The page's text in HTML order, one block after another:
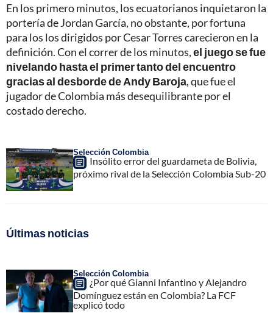
En los primero minutos, los ecuatorianos inquietaron la
portería de Jordan García, no obstante, por fortuna
para los los dirigidos por Cesar Torres carecieron en la
definición. Con el correr de los minutos,el juego se fue
nivelando hasta el primer tanto del encuentro
gracias al desborde de Andy Baroja, que fue el
jugador de Colombia más desequilibrante por el
costado derecho.
Selección Colombia
Insólito error del guardameta de Bolivia,
próximo rival de la Selección Colombia Sub-20
Últimas noticias
Selección Colombia
¿Por qué Gianni Infantino y Alejandro
Domínguez están en Colombia? La FCF
explicó todo